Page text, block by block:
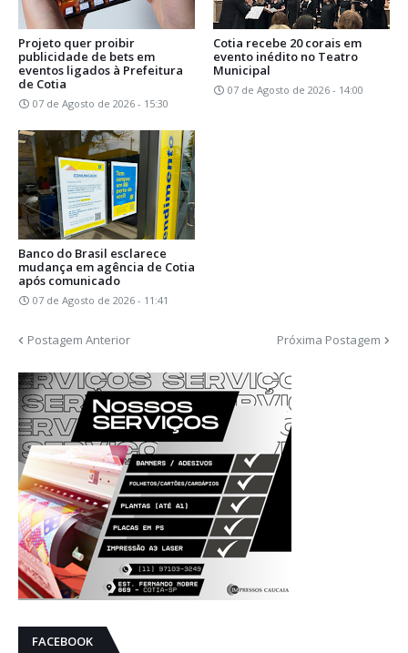
Projeto quer proibir
publicidade de bets em
eventos ligados à Prefeitura
de Cotia
07 de Agosto de 2026 - 15:30
Cotia recebe 20 corais em
evento inédito no Teatro
Municipal
07 de Agosto de 2026 - 14:00
Banco do Brasil esclarece
mudança em agência de Cotia
após comunicado
07 de Agosto de 2026 - 11:41
Postagem Anterior Próxima Postagem
FACEBOOK